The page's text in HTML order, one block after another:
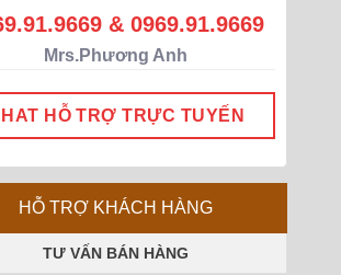
& 0969.91.9669
Mrs.Phương Anh
HỖ TRỢ TRỰC TUYẾN
HỖ TRỢ KHÁCH HÀNG
TƯ VẤN BÁN HÀNG